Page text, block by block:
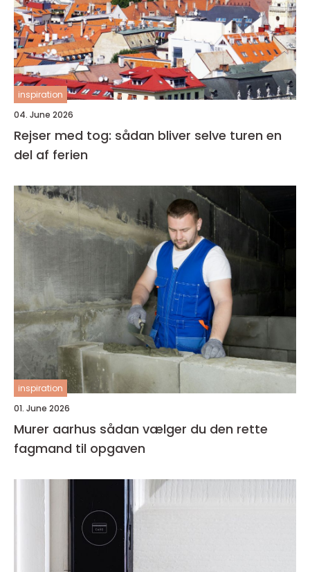
inspiration
04. June 2026
Rejser med tog: sådan bliver selve turen en
del af ferien
inspiration
01. June 2026
Murer aarhus sådan vælger du den rette
fagmand til opgaven